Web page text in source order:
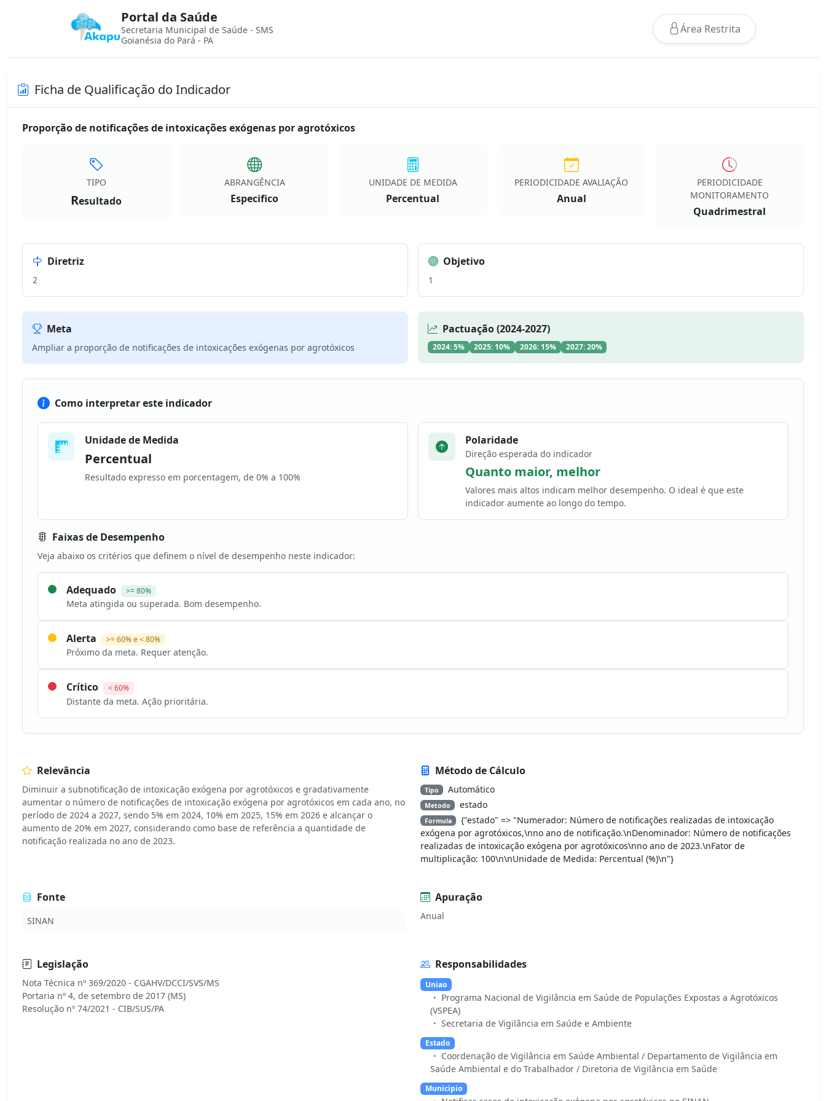
Portal da Saúde
Secretaria Municipal de Saúde - SMS
Goianésia do Pará - PA
Área Restrita
Ficha de Qualificação do Indicador
Proporção de notificações de intoxicações exógenas por agrotóxicos
TIPO
Resultado
ABRANGÊNCIA
Especifico
UNIDADE DE MEDIDA
Percentual
PERIODICIDADE AVALIAÇÃO
Anual
PERIODICIDADE
MONITORAMENTO
Quadrimestral
Diretriz
2
Objetivo
1
Meta
Ampliar a proporção de notificações de intoxicações exógenas por agrotóxicos
Pactuação (2024-2027)
2024: 5% 2025: 10% 2026: 15% 2027: 20%
Como interpretar este indicador
Unidade de Medida
Percentual
Resultado expresso em porcentagem, de 0% a 100%
Polaridade
Direção esperada do indicador
Quanto maior, melhor
Valores mais altos indicam melhor desempenho. O ideal é que este
indicador aumente ao longo do tempo.
Faixas de Desempenho
Veja abaixo os critérios que definem o nível de desempenho neste indicador:
Adequado >= 80%
Meta atingida ou superada. Bom desempenho.
Alerta >= 60% e < 80%
Próximo da meta. Requer atenção.
Crítico < 60%
Distante da meta. Ação prioritária.
Relevância
Diminuir a subnotificação de intoxicação exógena por agrotóxicos e gradativamente
aumentar o número de notificações de intoxicação exógena por agrotóxicos em cada ano, no
período de 2024 a 2027, sendo 5% em 2024, 10% em 2025, 15% em 2026 e alcançar o
aumento de 20% em 2027, considerando como base de referência a quantidade de
notificação realizada no ano de 2023.
Método de Cálculo
Tipo Automático
Metodo estado
Formula
{"estado" => "Numerador: Número de notificações realizadas de intoxicação
exógena por agrotóxicos,\nno ano de notificação.\nDenominador: Número de notificações
realizadas de intoxicação exógena por agrotóxicos\nno ano de 2023.\nFator de
multiplicação: 100\n\nUnidade de Medida: Percentual (%)\n"}
Fonte
SINAN
Apuração
Anual
Legislação
Nota Técnica nº 369/2020 - CGAHV/DCCI/SVS/MS
Portaria nº 4, de setembro de 2017 (MS)
Responsabilidades
Uniao
Programa Nacional de Vigilância em Saúde de Populações Expostas a Agrotóxicos
(VSPEA)
Secretaria de Vigilância em Saúde e Ambiente
Estado
Coordenação de Vigilância em Saúde Ambiental / Departamento de Vigilância em
Saúde Ambiental e do Trabalhador / Diretoria de Vigilância em Saúde
Municipio